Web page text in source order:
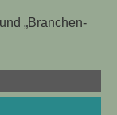
„Branchen-